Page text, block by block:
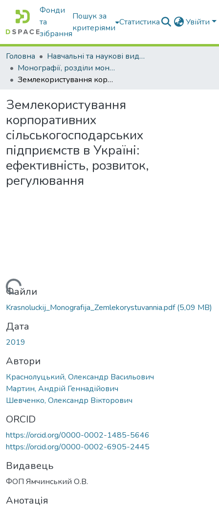
Фонди
та
зібрання
Пошук за
критеріями
Статистика Увійти
Головна
Навчальні та наукові видання
Монографії, розділи монографій, доповіді
Землекористування корпоративних сільськогосподарських підприємств в Україні: ефективність, розвиток, регулювання
Землекористування
корпоративних
сільськогосподарських
підприємств в Україні:
ефективність, розвиток,
регулювання
Файли
Krasnoluckij_Monografіja_Zemlekorystuvannia.pdf(5,09 MB)
Дата
2019
Автори
Краснолуцький, Олександр Васильович
Мартин, Андрій Геннадійович
Шевченко, Олександр Вікторович
ORCID
https://orcid.org/0000-0002-1485-5646
https://orcid.org/0000-0002-6905-2445
Видавець
ФОП Ямчинський О.В.
Анотація